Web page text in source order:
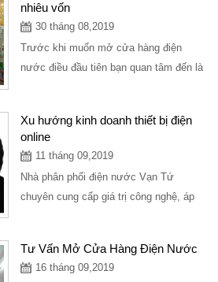
nhiêu vốn
30 tháng 08,2019
Trước khi muốn mở cửa hàng điện
nước điều đầu tiên bạn quan tâm đến là
Xu hướng kinh doanh thiết bị điện
online
11 tháng 09,2019
Nhà phân phối điện nước Vạn Tứ
chuyên cung cấp giá trị công nghệ, áp
Tư Vấn Mở Cửa Hàng Điện Nước
16 tháng 09,2019